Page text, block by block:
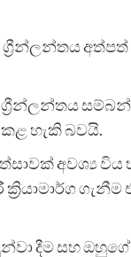
අත්පත්
හැකි බවයි.
අවශ්‍ය විය
දීම සහ